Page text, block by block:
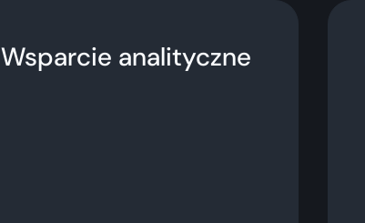
Wsparcie analityczne